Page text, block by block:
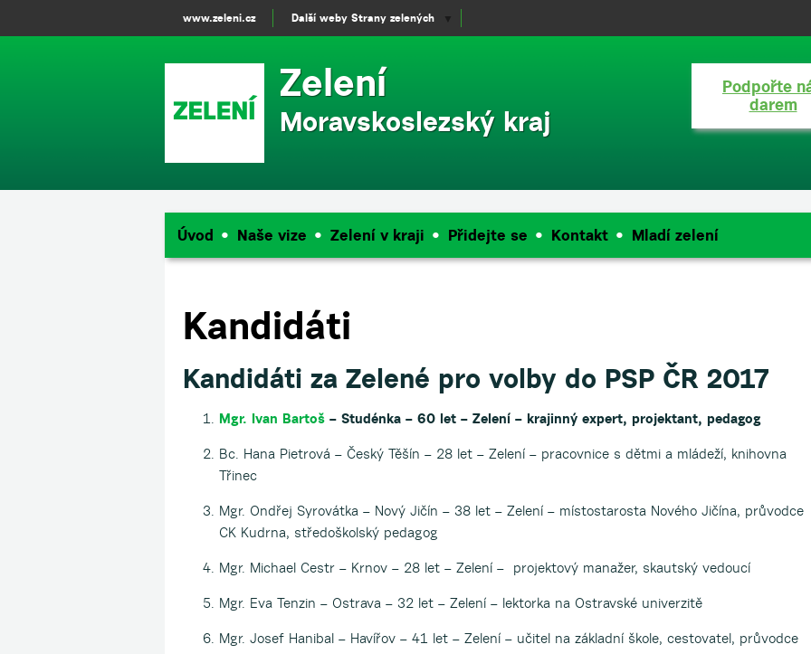
Zelení
Moravskoslezský kraj
Podpořte
darem
Úvod Naše vize Zelení v kraji Přidejte se Kontakt Mladí zelení
Kandidáti
Kandidáti za Zelené pro volby do PSP ČR 2017
Mgr. Ivan Bartoš – Studénka – 60 let – Zelení – krajinný expert, projektant, pedagog
Bc. Hana Pietrová – Český Těšín – 28 let – Zelení – pracovnice s dětmi a mládeží, knihovna
Třinec
Mgr. Ondřej Syrovátka – Nový Jičín – 38 let – Zelení – místostarosta Nového Jičína, průvodce
CK Kudrna, středoškolský pedagog
Mgr. Michael Cestr – Krnov – 28 let – Zelení – projektový manažer, skautský vedoucí
Mgr. Eva Tenzin – Ostrava – 32 let – Zelení – lektorka na Ostravské univerzitě
Mgr. Josef Hanibal – Havířov – 41 let – Zelení – učitel na základní škole, cestovatel, průvodce
www.zeleni.cz Další weby Strany zelených ▼